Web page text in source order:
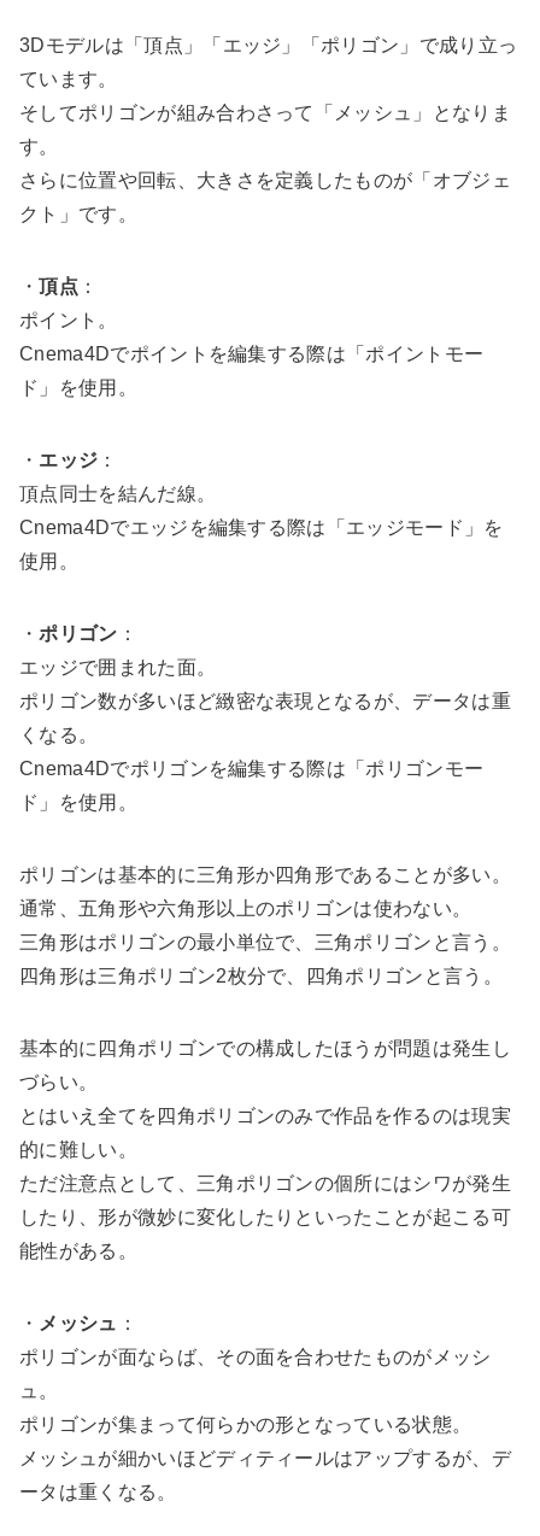
3Dモデルは「頂点」「エッジ」「ポリゴン」で成り立っ
ています。
そしてポリゴンが組み合わさって「メッシュ」となりま
す。
さらに位置や回転、大きさを定義したものが「オブジェ
クト」です。
・頂点 ：
ポイント。
Cnema4Dでポイントを編集する際は「ポイントモー
ド」を使用。
・ エッジ ：
頂点同士を結んだ線。
Cnema4Dでエッジを編集する際は「エッジモード」を
使用。
・ポリゴン ：
エッジで囲まれた面。
ポリゴン数が多いほど緻密な表現となるが、データは重
くなる。
Cnema4Dでポリゴンを編集する際は「ポリゴンモー
ド」を使用。
ポリゴンは基本的に三角形か四角形であることが多い。
通常、五角形や六角形以上のポリゴンは使わない。
三角形はポリゴンの最小単位で、三角ポリゴンと言う。
四角形は三角ポリゴン2枚分で、四角ポリゴンと言う。
基本的に四角ポリゴンでの構成したほうが問題は発生し
づらい。
とはいえ全てを四角ポリゴンのみで作品を作るのは現実
的に難しい。
ただ注意点として、三角ポリゴンの個所にはシワが発生
したり、形が微妙に変化したりといったことが起こる可
能性がある。
・ メッシュ ：
ポリゴンが面ならば、その面を合わせたものがメッシ
ュ。
ポリゴンが集まって何らかの形となっている状態。
メッシュが細かいほどディティールはアップするが、デ
ータは重くなる。